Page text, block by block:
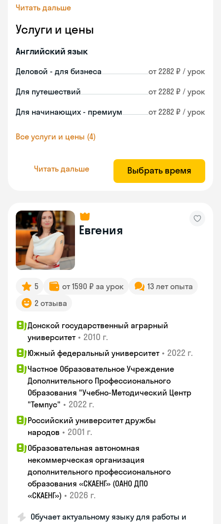
Читать дальше
Услуги и цены
Английский язык
Деловой - для бизнеса от 2282 ₽ / урок
Для путешествий от 2282 ₽ / урок
Для начинающих - премиум от 2282 ₽ / урок
Все услуги и цены (4)
Читать дальше Выбрать время
Евгения
5 от 1590 ₽ за урок
13 лет опыта
2 отзыва
Донской государственный аграрный
университет • 2010 г.
Южный федеральный университет • 2022 г.
Частное Образовательное Учреждение
Дополнительного Профессионального
Образования "Учебно-Методический Центр
"Темпус" • 2022 г.
Российский университет дружбы
народов • 2001 г.
Образовательная автономная
некоммерческая организация
дополнительного профессионального
образования «СКАЕНГ» (ОАНО ДПО
«СКАЕНГ») • 2026 г.
Обучает актуальному языку для работы и